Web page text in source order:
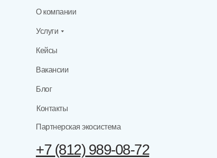
Услуги
О компании
Кейсы
Вакансии
+7 (812) 989-08-72
Блог
Контакты
Партнерская экосистема